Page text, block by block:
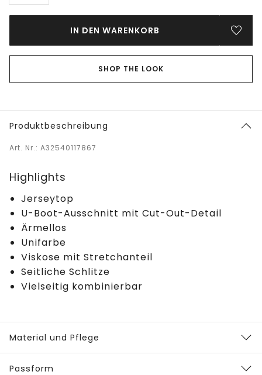
IN DEN WARENKORB
SHOP THE LOOK
Produktbeschreibung
Art. Nr.: A32540117867
Highlights
Jerseytop
U-Boot-Ausschnitt mit Cut-Out-Detail
Ärmellos
Unifarbe
Viskose mit Stretchanteil
Seitliche Schlitze
Vielseitig kombinierbar
Material und Pflege
Passform